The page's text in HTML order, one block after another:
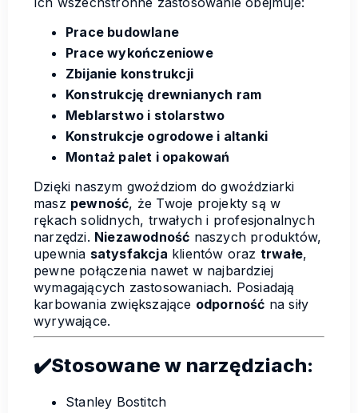
Prace budowlane
Prace wykończeniowe
Zbijanie konstrukcji
Konstrukcję drewnianych ram
Meblarstwo i stolarstwo
Konstrukcje ogrodowe i altanki
Montaż palet i opakowań
Dzięki naszym gwoździom do gwoździarki
masz pewność, że Twoje projekty są w
rękach solidnych, trwałych i profesjonalnych
narzędzi. Niezawodność naszych produktów,
upewnia satysfakcja klientów oraz trwałe,
pewne połączenia nawet w najbardziej
wymagających zastosowaniach. Posiadają
karbowania zwiększające odporność na siły
wyrywające.
✔️Stosowane w narzędziach:
Stanley Bostitch